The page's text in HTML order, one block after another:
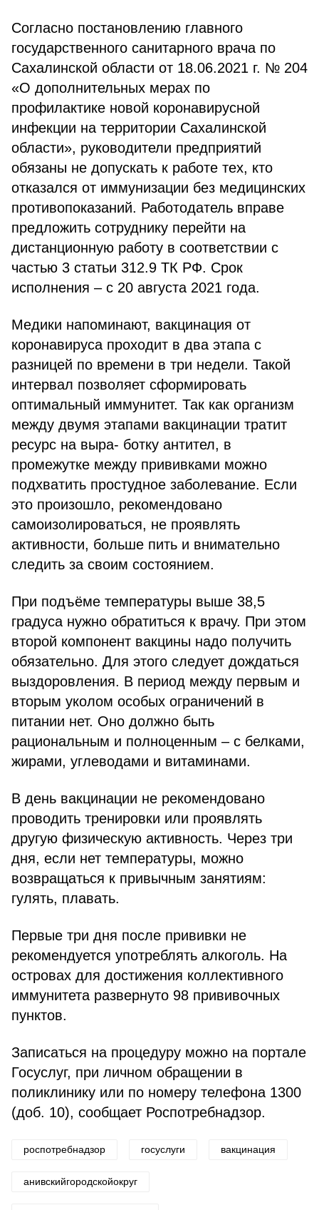
Согласно постановлению главного
государственного санитарного врача по
Сахалинской области от 18.06.2021 г. № 204
«О дополнительных мерах по
профилактике новой коронавирусной
инфекции на территории Сахалинской
области», руководители предприятий
обязаны не допускать к работе тех, кто
отказался от иммунизации без медицинских
противопоказаний. Работодатель вправе
предложить сотруднику перейти на
дистанционную работу в соответствии с
частью 3 статьи 312.9 ТК РФ. Срок
исполнения – с 20 августа 2021 года.
Медики напоминают, вакцинация от
коронавируса проходит в два этапа с
разницей по времени в три недели. Такой
интервал позволяет сформировать
оптимальный иммунитет. Так как организм
между двумя этапами вакцинации тратит
ресурс на выра- ботку антител, в
промежутке между прививками можно
подхватить простудное заболевание. Если
это произошло, рекомендовано
самоизолироваться, не проявлять
активности, больше пить и внимательно
следить за своим состоянием.
При подъёме температуры выше 38,5
градуса нужно обратиться к врачу. При этом
второй компонент вакцины надо получить
обязательно. Для этого следует дождаться
выздоровления. В период между первым и
вторым уколом особых ограничений в
питании нет. Оно должно быть
рациональным и полноценным – с белками,
жирами, углеводами и витаминами.
В день вакцинации не рекомендовано
проводить тренировки или проявлять
другую физическую активность. Через три
дня, если нет температуры, можно
возвращаться к привычным занятиям:
гулять, плавать.
Первые три дня после прививки не
рекомендуется употреблять алкоголь. На
островах для достижения коллективного
иммунитета развернуто 98 прививочных
пунктов.
Записаться на процедуру можно на портале
Госуслуг, при личном обращении в
поликлинику или по номеру телефона 1300
(доб. 10), сообщает Роспотребнадзор.
роспотребнадзор госуслуги вакцинация
анивскийгородскойокруг